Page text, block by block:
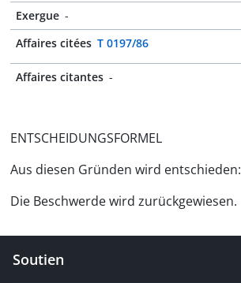
Exergue -
Affaires citées T 0197/86
Affaires citantes -
ENTSCHEIDUNGSFORMEL
Aus diesen Gründen wird entschieden:
Die Beschwerde wird zurückgewiesen.
Soutien